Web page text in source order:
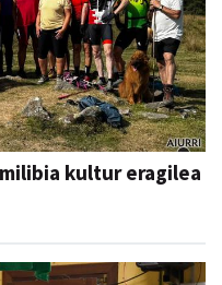
kultur eragilea